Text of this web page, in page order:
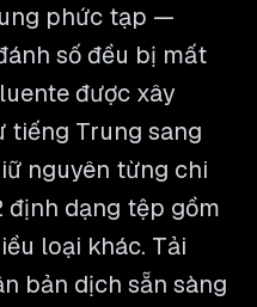
phức tạp —
số đều bị mất
được xây
tiếng Trung sang
nguyên từng chi
dạng tệp gồm
loại khác. Tải
bản dịch sẵn sàng